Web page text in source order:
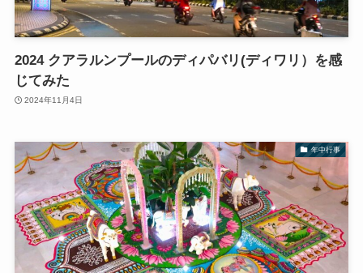
2024 クアラルンプールのディパバリ(ディワリ）を感
じてみた
2024年11月4日
年中行事